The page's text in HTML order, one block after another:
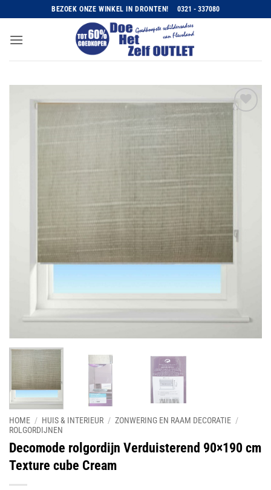
naar
inhoud
BEZOEK ONZE WINKEL IN DRONTEN! 0321 - 337080
HOME / HUIS & INTERIEUR / ZONWERING EN RAAM DECORATIE /
ROLGORDIJNEN
Decomode rolgordijn Verduisterend 90×190 cm
Texture cube Cream